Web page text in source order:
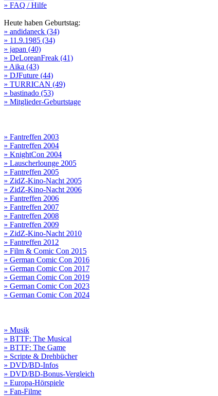
» FAQ / Hilfe
Heute haben Geburtstag:
» andidaneck (34)
» 11.9.1985 (34)
» japan (40)
» DeLoreanFreak (41)
» Aika (43)
» DJFuture (44)
» TURRICAN (49)
» bastinado (53)
» Mitglieder-Geburtstage
» Fantreffen 2003
» Fantreffen 2004
» KnightCon 2004
» Lauscherlounge 2005
» Fantreffen 2005
» ZidZ-Kino-Nacht 2005
» ZidZ-Kino-Nacht 2006
» Fantreffen 2006
» Fantreffen 2007
» Fantreffen 2008
» Fantreffen 2009
» ZidZ-Kino-Nacht 2010
» Fantreffen 2012
» Film & Comic Con 2015
» German Comic Con 2016
» German Comic Con 2017
» German Comic Con 2019
» German Comic Con 2023
» German Comic Con 2024
» Musik
» BTTF: The Musical
» BTTF: The Game
» Scripte & Drehbücher
» DVD/BD-Infos
» DVD/BD-Bonus-Vergleich
» Europa-Hörspiele
» Fan-Filme